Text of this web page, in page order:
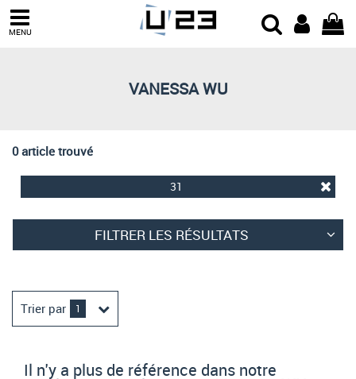
MENU
VANESSA WU
0 article trouvé
31
FILTRER LES RÉSULTATS
Trier par 1
Trier par
Meilleures remises
Il n'y a plus de référence dans notre